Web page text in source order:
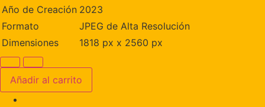
Año de Creación 2023
Formato
JPEG de Alta Resolución
Dimensiones
1818 px x 2560 px
Añadir al carrito